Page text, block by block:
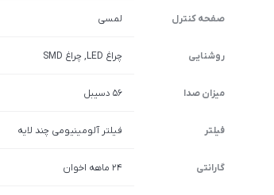
صفحه کنترل لمسی
روشنایی چراغ LED, چراغ SMD
میزان صدا ۵۶ دسیبل
فیلتر فیلتر آلومینیومی چند لایه
گارانتی ۲۴ ماهه اخوان